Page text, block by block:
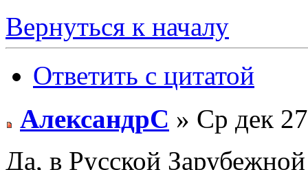
Вернуться к началу
Ответить с цитатой
АлександрС » Ср дек
Да, в Русской